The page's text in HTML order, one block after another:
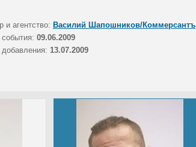
и агентство: Василий Шапошников/Коммерсантъ
09.06.2009
13.07.2009